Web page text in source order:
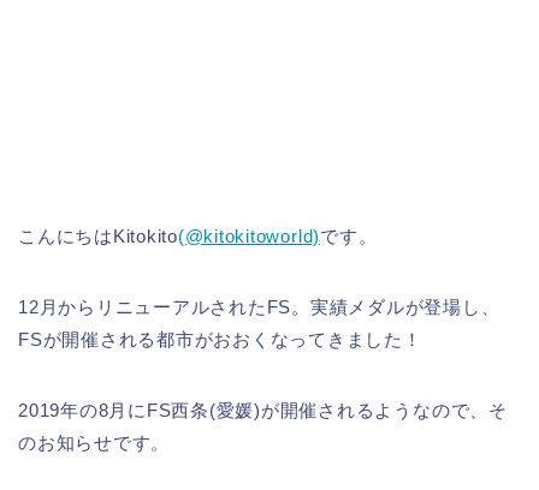
こんにちはKitokito(@kitokitoworld)です。
12月からリニューアルされたFS。実績メダルが登場し、
FSが開催される都市がおおくなってきました！
2019年の8月にFS西条(愛媛)が開催されるようなので、そ
のお知らせです。